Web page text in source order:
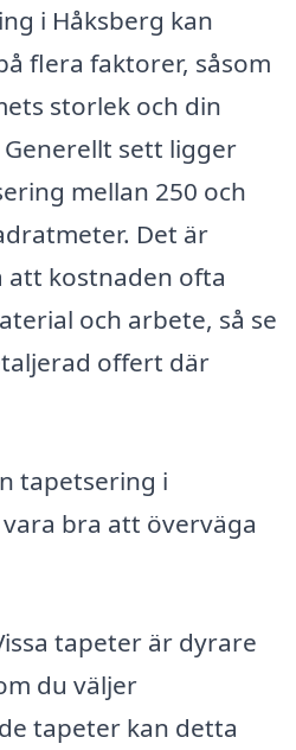
i Håksberg kan
flera faktorer, såsom
storlek och din
sett ligger
mellan 250 och
Det är
kostnaden ofta
och arbete, så se
offert där
tapetsering i
bra att överväga
tapeter är dyrare
du väljer
tapeter kan detta